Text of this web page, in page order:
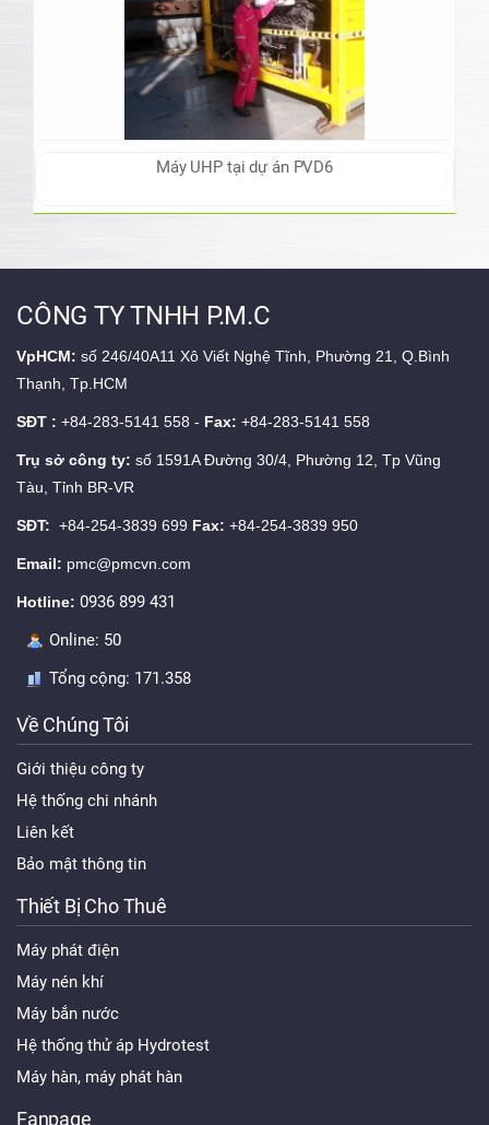
Máy UHP tại dự án PVD6
CÔNG TY TNHH P.M.C
VpHCM: số 246/40A11 Xô Viết Nghệ Tĩnh, Phường 21, Q.Bình
Thạnh, Tp.HCM
SĐT : +84-283-5141 558 - Fax: +84-283-5141 558
Trụ sở công ty: số 1591A Đường 30/4, Phường 12, Tp Vũng
Tàu, Tỉnh BR-VR
SĐT: +84-254-3839 699 Fax: +84-254-3839 950
Email: pmc@pmcvn.com
Hotline: 0936 899 431
Online: 50
Tổng cộng: 171.358
Về Chúng Tôi
Giới thiệu công ty
Hệ thống chi nhánh
Liên kết
Bảo mật thông tin
Thiết Bị Cho Thuê
Máy phát điện
Máy nén khí
Máy bắn nước
Hệ thống thử áp Hydrotest
Máy hàn, máy phát hàn
Fanpage